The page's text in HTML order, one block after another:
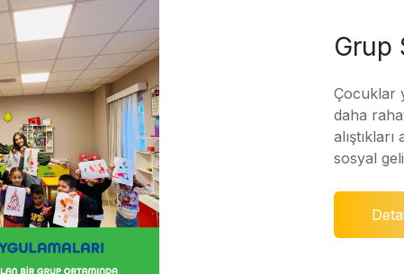
Grup
Çocuklar
daha
sosyal